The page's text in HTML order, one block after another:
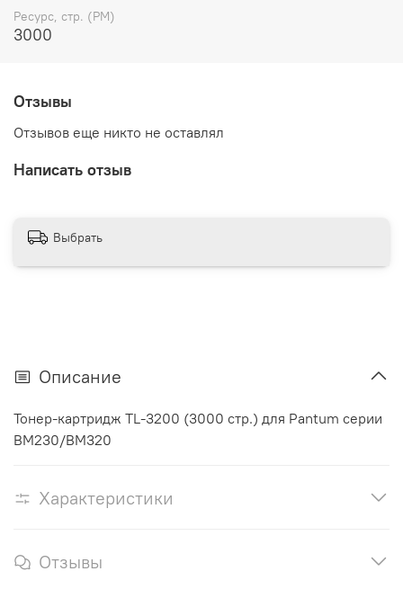
Ресурс, стр. (РМ)
3000
Отзывы
Отзывов еще никто не оставлял
Написать отзыв
Выбрать
Описание
Тонер-картридж TL-3200 (3000 стр.) для Pantum серии
BM230/BM320
Характеристики
Отзывы